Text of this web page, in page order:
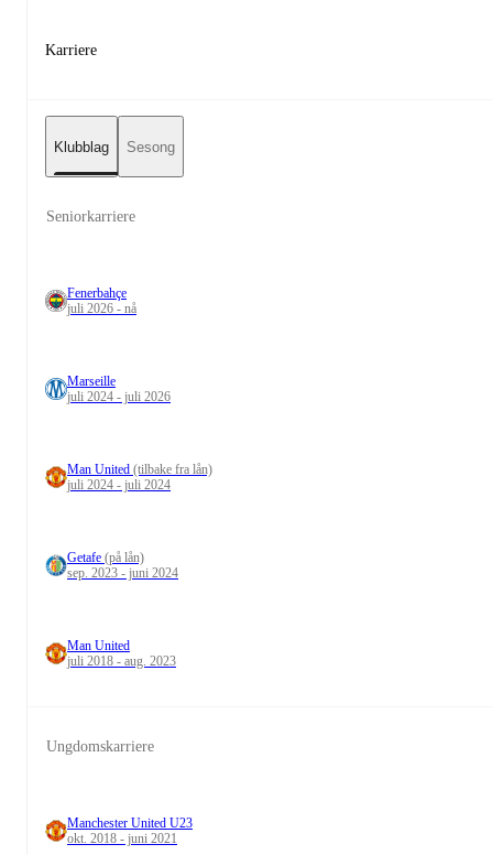
Karriere
Klubblag Sesong
Seniorkarriere
Fenerbahçe
juli 2026 - nå
Marseille
juli 2024 - juli 2026
Man United (tilbake fra lån)
juli 2024 - juli 2024
Getafe (på lån)
sep. 2023 - juni 2024
Man United
juli 2018 - aug. 2023
Ungdomskarriere
Manchester United U23
okt. 2018 - juni 2021